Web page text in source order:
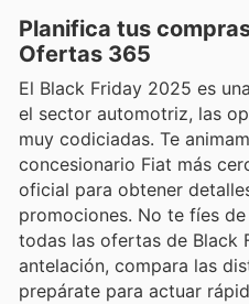
Planifica tus
Ofertas 365
El Black Friday 2025 es
el sector automotriz, las
muy codiciadas. Te
concesionario Fiat más
oficial para obtener
promociones. No te fíes
todas las ofertas de Black
antelación, compara las
prepárate para actuar